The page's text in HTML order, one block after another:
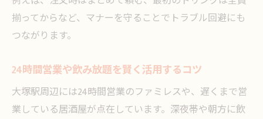
揃ってからなど、マナーを守ることでトラブル回避にも
つながります。
24時間営業や飲み放題を賢く活用するコツ
大塚駅周辺には24時間営業のファミレスや、遅くまで営
業している居酒屋が点在しています。深夜帯や朝方に飲